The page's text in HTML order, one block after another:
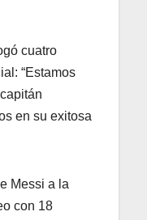
cuatro
“Estamos
en su exitosa
Messi a la
con 18